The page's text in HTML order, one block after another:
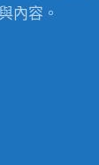
內容。